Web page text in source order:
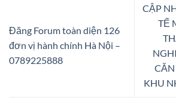
Đăng Forum toàn diện 126
đơn vị hành chính Hà Nội –
0789225888
CẬP
TẾ
CĂN
KHU